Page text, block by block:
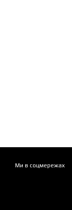
Ми в соцмережах